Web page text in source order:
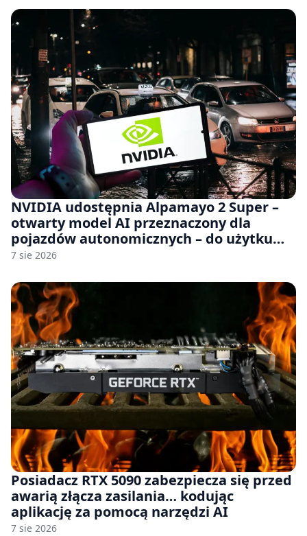
NVIDIA udostępnia Alpamayo 2 Super –
otwarty model AI przeznaczony dla
pojazdów autonomicznych – do użytku
komercyjnego
7 sie 2026
Posiadacz RTX 5090 zabezpiecza się przed
awarią złącza zasilania… kodując
aplikację za pomocą narzędzi AI
7 sie 2026